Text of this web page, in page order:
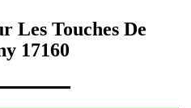
Les Touches De
17160